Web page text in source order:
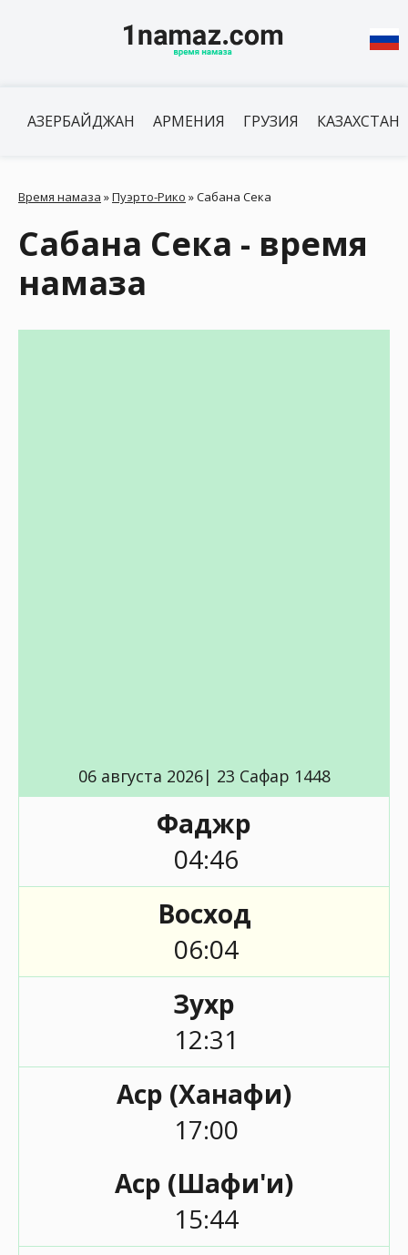
АЗЕРБАЙДЖАН АРМЕНИЯ ГРУЗИЯ КАЗАХСТАН
Время намаза »Пуэрто-Рико »Сабана Сека
Сабана Сека - время
намаза
06 августа 2026| 23 Сафар 1448
Фаджр
04:46
Восход
06:04
Зухр
12:31
Аср (Ханафи)
17:00
Аср (Шафи'и)
15:44